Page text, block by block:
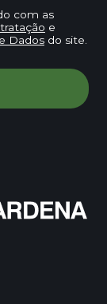
com as
e
Dadosdo site.